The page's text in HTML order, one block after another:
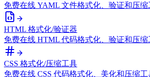
免费在线 YAML 文件格式化、验证和压缩
HTML 格式化/验证器
免费在线 HTML 代码格式化、验证和压缩
CSS 格式化/压缩工具
免费在线 CSS 代码格式化、美化和压缩工